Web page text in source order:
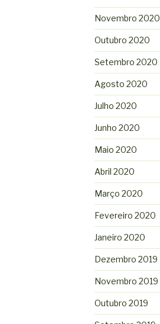
Novembro 2020
Outubro 2020
Setembro 2020
Agosto 2020
Julho 2020
Junho 2020
Maio 2020
Abril 2020
Março 2020
Fevereiro 2020
Janeiro 2020
Dezembro 2019
Novembro 2019
Outubro 2019